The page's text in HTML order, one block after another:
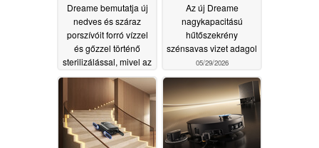
Dreame bemutatja új
nedves és száraz
porszívóit forró vízzel
és gőzzel történő
sterilizálással, mivel az
első modell
forgalomba kerül
05/29/2026
Az új Dreame
nagykapacitású
hűtőszekrény
szénsavas vizet adagol
05/29/2026